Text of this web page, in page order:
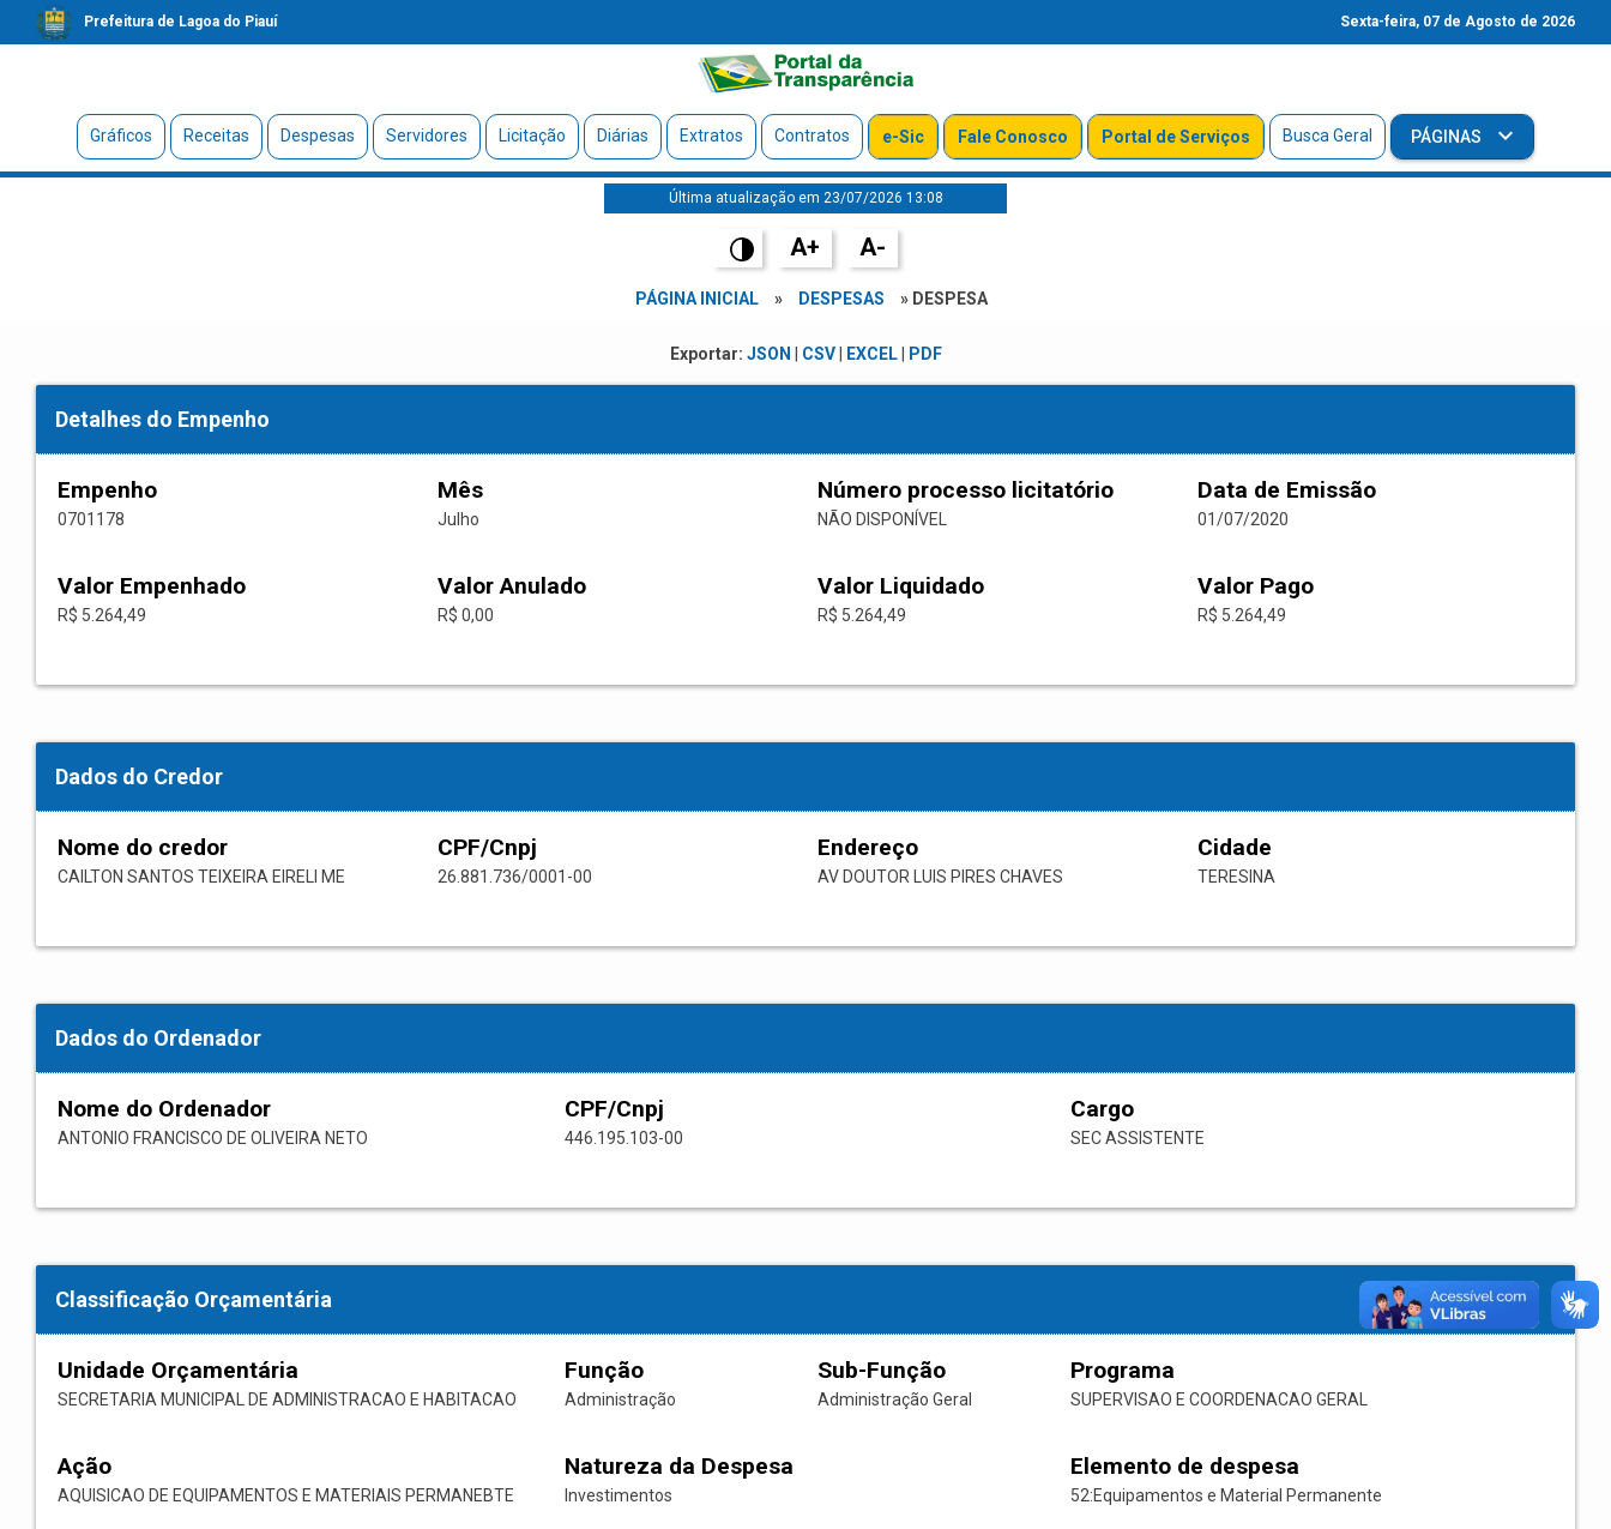
Prefeitura de Lagoa do Piauí Sexta-feira, 07 de Agosto de 2026
Gráficos Receitas Despesas Servidores Licitação Diárias Extratos Contratos e-Sic Fale Conosco Portal de Serviços Busca Geral PÁGINAS
Última atualização em 23/07/2026 13:08
A+ A-
PÁGINA INICIAL » DESPESAS » DESPESA
Exportar: JSON CSV| EXCEL| PDF
Detalhes do Empenho
Empenho
0701178
Mês
Julho
Número processo licitatório
NÃO DISPONÍVEL
Data de Emissão
01/07/2020
Valor Empenhado
R$ 5.264,49
Valor Anulado
R$ 0,00
Valor Liquidado
R$ 5.264,49
Valor Pago
R$ 5.264,49
Dados do Credor
Nome do credor
CAILTON SANTOS TEIXEIRA EIRELI ME
CPF/Cnpj
26.881.736/0001-00
Endereço
AV DOUTOR LUIS PIRES CHAVES
Cidade
TERESINA
Dados do Ordenador
Nome do Ordenador
ANTONIO FRANCISCO DE OLIVEIRA NETO
CPF/Cnpj
446.195.103-00
Cargo
SEC ASSISTENTE
Classificação Orçamentária
Unidade Orçamentária
SECRETARIA MUNICIPAL DE ADMINISTRACAO E HABITACAO
Função
Administração
Sub-Função
Administração Geral
Programa
SUPERVISAO E COORDENACAO GERAL
Ação
AQUISICAO DE EQUIPAMENTOS E MATERIAIS PERMANEBTE
Natureza da Despesa
Investimentos
Elemento de despesa
52:Equipamentos e Material Permanente